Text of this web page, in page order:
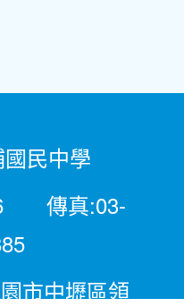
民中學
傳真:03-
市中壢區領